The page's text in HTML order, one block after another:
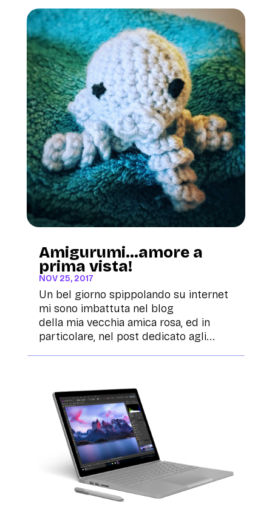
Amigurumi…amore a
prima vista!
NOV 25, 2017
Un bel giorno spippolando su internet
mi sono imbattuta nel blog
della mia vecchia amica rosa, ed in
particolare, nel post dedicato agli...